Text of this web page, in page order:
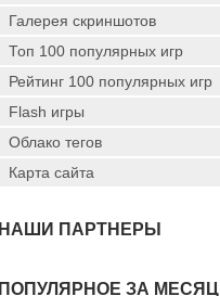
Галерея скриншотов
Топ 100 популярных игр
Рейтинг 100 популярных игр
Flash игры
Облако тегов
Карта сайта
НАШИ ПАРТНЕРЫ
ПОПУЛЯРНОЕ ЗА МЕСЯЦ